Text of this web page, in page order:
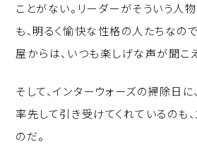
ことがない。リーダーがそういう人
も、明るく愉快な性格の人たちなの
屋からは、いつも楽しげな声が聞こえ
そして、インターウォーズの掃除日
率先して引き受けてくれているのも
のだ。